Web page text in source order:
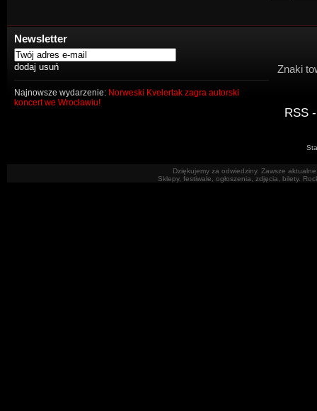
Newsletter
Najnowsze wydarzenie: Norweski Kvelertak zagra autorski
koncert we Wrocławiu!
Znaki
RSS
Dziękujemy za odwiedziny. Zawsze
Sklepy, festiwale, ogłoszenia, zdjęcia, bilety.